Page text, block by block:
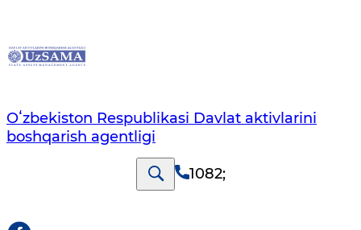
Oʻzbekiston Respublikasi Davlat aktivlarini
boshqarish agentligi
1082;